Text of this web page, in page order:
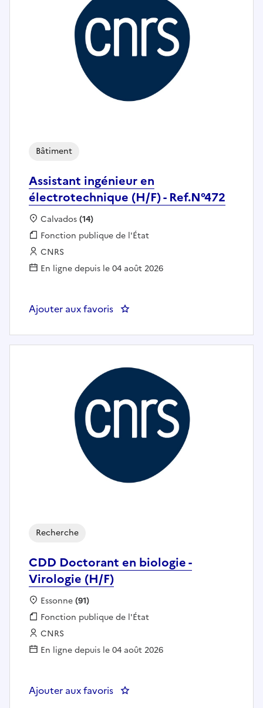
Assistant ingénieur en
électrotechnique (H/F) - Ref.N°472
Bâtiment
Localisation :
Calvados(14)
Fonction publique :
Fonction publique de l'État
Employeur :
CNRS
En ligne depuis le 04 août 2026
Ajouter aux favoris : Assistant ingénieur en
CDD Doctorant en biologie -
Virologie (H/F)
Recherche
Localisation :
Essonne(91)
Fonction publique :
Fonction publique de l'État
Employeur :
CNRS
En ligne depuis le 04 août 2026
Ajouter aux favoris : CDD Doctorant en biologie -